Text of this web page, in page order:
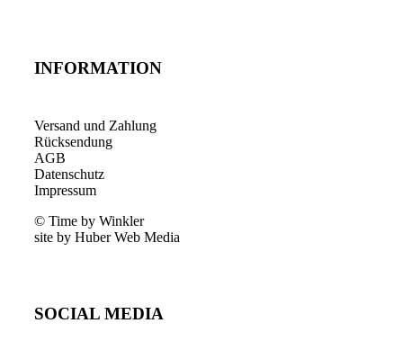
INFORMATION
Versand und Zahlung
Rücksendung
AGB
Datenschutz
Impressum
© Time by Winkler
site by Huber Web Media
SOCIAL MEDIA